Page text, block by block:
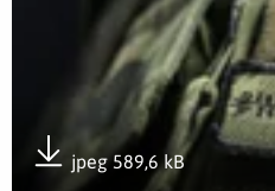
jpeg 589,6 kB